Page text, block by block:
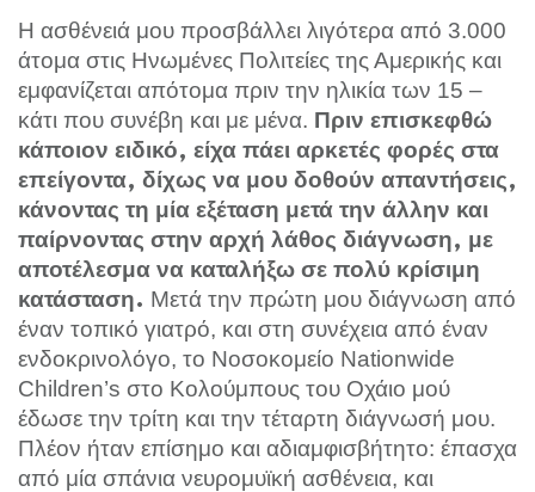
Η ασθένειά μου προσβάλλει λιγότερα από 3.000
άτομα στις Ηνωμένες Πολιτείες της Αμερικής και
εμφανίζεται απότομα πριν την ηλικία των 15 ‒
κάτι που συνέβη και με μένα. Πριν επισκεφθώ
κάποιον ειδικό, είχα πάει αρκετές φορές στα
επείγοντα, δίχως να μου δοθούν απαντήσεις,
κάνοντας τη μία εξέταση μετά την άλλην και
παίρνοντας στην αρχή λάθος διάγνωση, με
αποτέλεσμα να καταλήξω σε πολύ κρίσιμη
κατάσταση. Μετά την πρώτη μου διάγνωση από
έναν τοπικό γιατρό, και στη συνέχεια από έναν
ενδοκρινολόγο, το Νοσοκομείο Nationwide
Children’s στο Κολούμπους του Οχάιο μού
έδωσε την τρίτη και την τέταρτη διάγνωσή μου.
Πλέον ήταν επίσημο και αδιαμφισβήτητο: έπασχα
από μία σπάνια νευρομυϊκή ασθένεια, και